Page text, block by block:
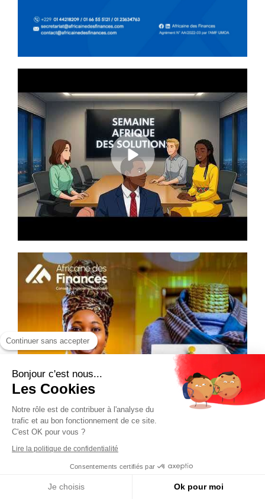
Continuer sans accepter
Bonjour c'est nous...
Les Cookies
Notre rôle est de contribuer à l'analyse du
trafic et au bon fonctionnement de ce site.
C'est OK pour vous ?
Lire la politique de confidentialité
Consentements certifiés par
Je choisis Ok pour moi